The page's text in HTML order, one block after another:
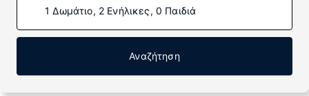
1 Δωμάτιο, 2 Ενήλικες, 0 Παιδιά
Αναζήτηση